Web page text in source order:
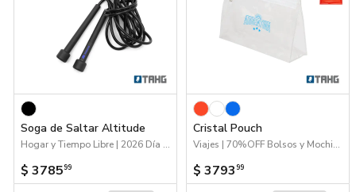
Soga de Saltar Altitude
Hogar y Tiempo Libre | 2026 Día de la Niñez
$ 378599
Cristal Pouch
Viajes | 70%OFF Bolsos y Mochilas | Hogar y Tiempo Libre | Escritorio
$ 3793 99